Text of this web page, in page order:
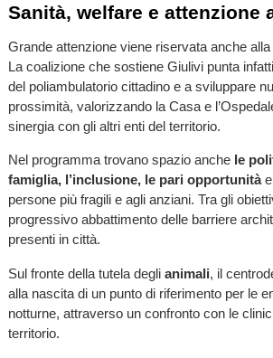
Sanità, welfare e attenzione
Grande attenzione viene riservata anche alla
La coalizione che sostiene Giulivi punta
del poliambulatorio cittadino e a sviluppare
prossimità, valorizzando la Casa e
sinergia con gli altri enti del territorio.
Nel programma trovano spazio anchele
famiglia, l’inclusione, le pari opportunitàe
persone più fragili e agli anziani. Tra gli
progressivo abbattimento delle barriere
presenti in città.
Sul fronte della tutela degli animali, il
alla nascita di un punto di riferimento per le
notturne, attraverso un confronto con le
territorio.